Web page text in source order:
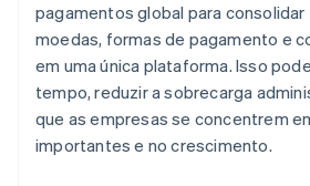
pagamentos global para consolidar
moedas, formas de pagamento e
em uma única plataforma. Isso
tempo, reduzir a sobrecarga
que as empresas se concentrem
importantes e no crescimento.